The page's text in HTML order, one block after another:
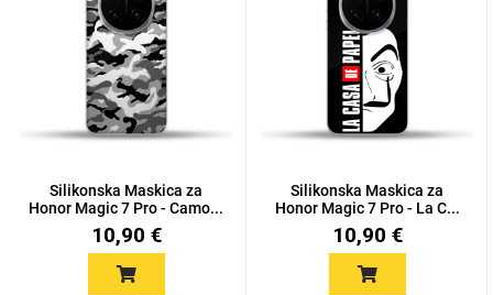
Silikonska Maskica za
Honor Magic 7 Pro - Camo...
10,90 €
Silikonska Maskica za
Honor Magic 7 Pro - La C...
10,90 €